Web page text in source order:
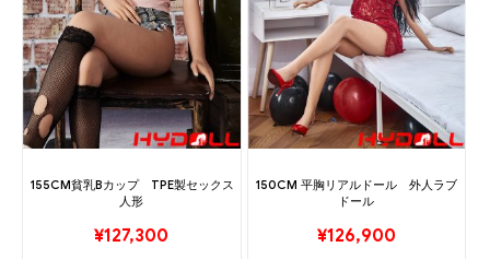
155CM貧乳Bカップ TPE製セックス
人形
¥127,300
150CM 平胸リアルドール 外人ラブ
ドール
¥126,900